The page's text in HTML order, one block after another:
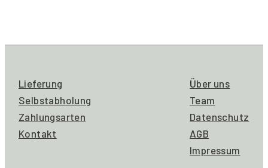
Lieferung
Selbstabholung
Zahlungsarten
Kontakt
Über uns
Team
Datenschutz
AGB
Impressum